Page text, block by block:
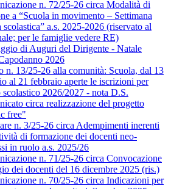
n. 72/25-26 circa Modalità di
a “Scuola in movimento – Settimana
scolastica” a.s. 2025-2026 (riservato al
per le famiglie vedere RE)
di Auguri del Dirigente - Natale
2026
n. 13/25-26 alla comunità: Scuola, dal 13
al 21 febbraio aperte le iscrizioni per
scolastico 2026/2027 - nota D.S.
circa realizzazione del progetto
free"
n. 3/25-26 circa Adempimenti inerenti
di formazione dei docenti neo-
in ruolo a.s. 2025/26
n. 71/25-26 circa Convocazione
dei docenti del 16 dicembre 2025 (ris.)
n. 70/25-26 circa Indicazioni per